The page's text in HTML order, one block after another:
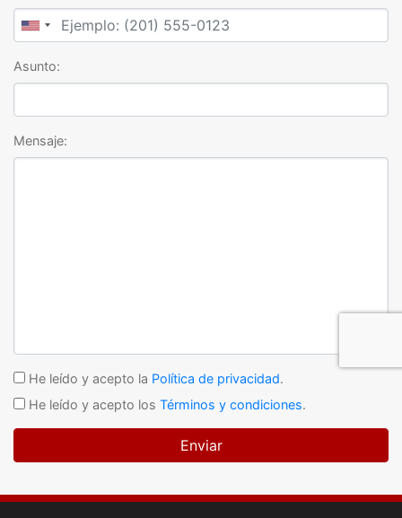
Asunto:
Mensaje:
He leído y acepto la Política de privacidad.
He leído y acepto los Términos y condiciones.
Enviar